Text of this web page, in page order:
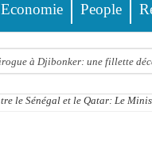
Economie People
à Djibonker: une fillette
la jeunesse et des sports
le Sénégal et le Qatar: Le